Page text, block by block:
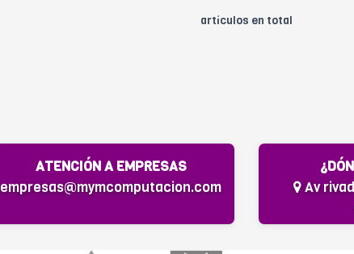
artículos en total
ATENCIÓN A EMPRESAS
empresas@mymcomputacion.com
Av